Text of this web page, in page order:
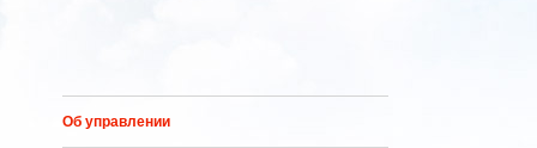
Об управлении